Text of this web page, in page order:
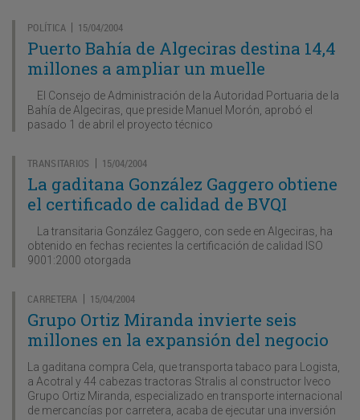
POLÍTICA | 15/04/2004
Puerto Bahía de Algeciras destina 14,4
millones a ampliar un muelle
El Consejo de Administración de la Autoridad Portuaria de la
Bahía de Algeciras, que preside Manuel Morón, aprobó el
pasado 1 de abril el proyecto técnico
TRANSITARIOS | 15/04/2004
La gaditana González Gaggero obtiene
el certificado de calidad de BVQI
La transitaria González Gaggero, con sede en Algeciras, ha
obtenido en fechas recientes la certificación de calidad ISO
9001:2000 otorgada
CARRETERA | 15/04/2004
Grupo Ortiz Miranda invierte seis
millones en la expansión del negocio
La gaditana compra Cela, que transporta tabaco para Logista,
a Acotral y 44 cabezas tractoras Stralis al constructor Iveco
Grupo Ortiz Miranda, especializado en transporte internacional
de mercancías por carretera, acaba de ejecutar una inversión